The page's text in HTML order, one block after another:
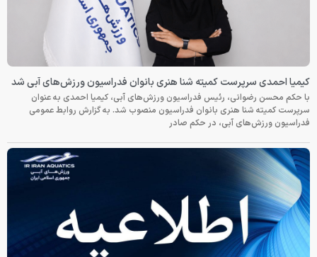
کیمیا احمدی سرپرست کمیته شنا هنری بانوان فدراسیون ورزش‌های آبی شد
با حکم محسن رضوانی، رئیس فدراسیون ورزش‌های آبی، کیمیا احمدی به عنوان
سرپرست کمیته شنا هنری بانوان فدراسیون منصوب شد. به گزارش روابط عمومی
فدراسیون ورزش‌های آبی، در حکم صادر